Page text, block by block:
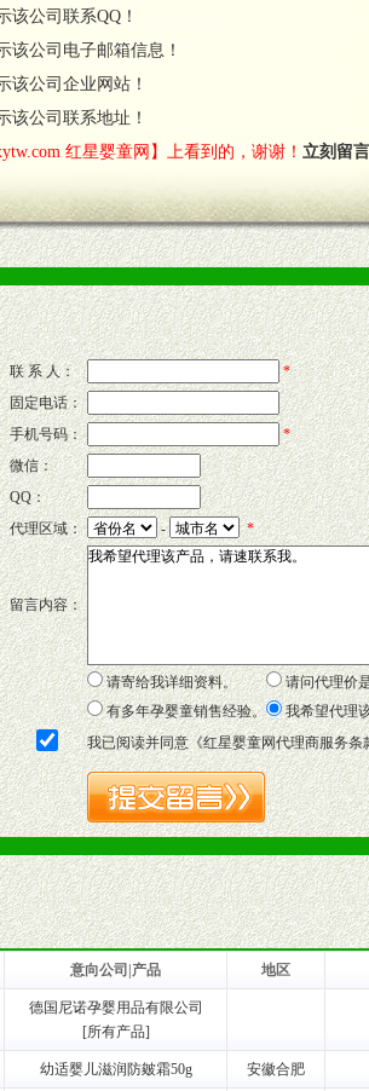
将及时回复您的疑问。
受理记录并合理妥善解决。
销售效果显着的案例，与您共商启动市场。
医药渠道并为之提供配送服务。
面配赠，免费提供软硬性平面广告、电台广
底价供货、严格保证区域市场独占，杜绝串货
务发票，产品质量报告检测单，产品批号；
、社区、HS、名人营销等各种模式市场实战操
等企业售后服务。
作全程无忧。
，良好的市场网络的公司及销售自然人。
性的价格体系，保证均衡的利润体系。
。
提供包括销售、营养、售后服务等各项专业培
该公司联系QQ！
该公司电子邮箱信息！
该公司企业网站！
该公司联系地址！
红星婴童网】上看到的，谢谢！ 立刻留言
联 系 人：
*
固定电话：
手机号码：
*
微信：
QQ：
代理区域：
- *
留言内容：
请寄给我详细资料。
请问代理价
有多年孕婴童销售经验。
我希望代理
我已阅读并同意《红星婴童网代理商服务条
意向公司|产品 地区
德国尼诺孕婴用品有限公司
[所有产品]
幼适婴儿滋润防皴霜50g 安徽合肥